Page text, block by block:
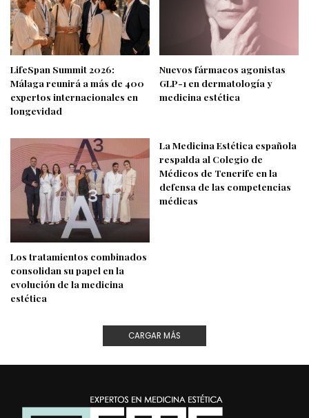
LifeSpan Summit 2026:
Málaga reunirá a más de 400
expertos internacionales en
longevidad
Nuevos fármacos agonistas
GLP-1 en dermatología y
medicina estética
Los tratamientos combinados
consolidan su papel en la
evolución de la medicina
estética
La Medicina Estética española
respalda al Colegio de
Médicos de Tenerife en la
defensa de las competencias
médicas
CARGAR MÁS